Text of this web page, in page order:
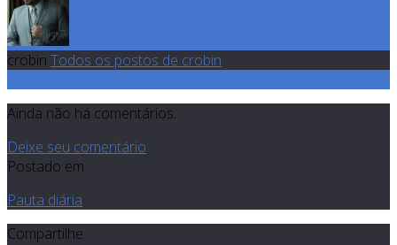
crobin Todos os postos de crobin
Ainda não há comentários.
Deixe seu comentário
Postado em
Pauta diária
Compartilhe